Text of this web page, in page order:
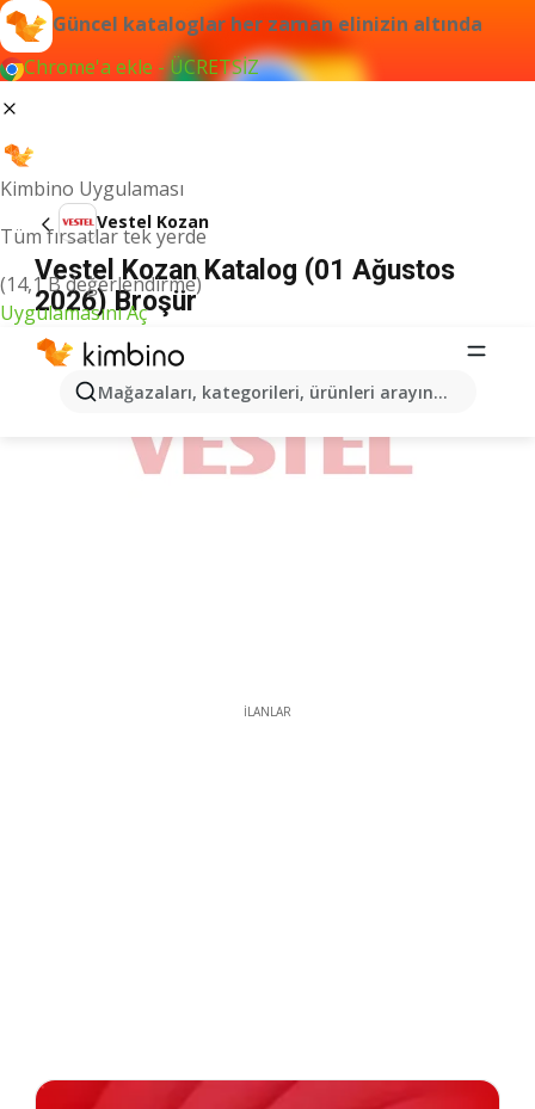
Güncel kataloglar her zaman elinizin altında
Chrome'a ekle - ÜCRETSİZ
Kimbino Uygulaması
Tüm fırsatlar tek yerde
(14,1 B değerlendirme)
Uygulamasını Aç
Mağazaları, kategorileri, ürünleri arayın...
Vestel Kozan
Vestel Kozan Katalog (01 Ağustos
2026) Broşür
İLANLAR